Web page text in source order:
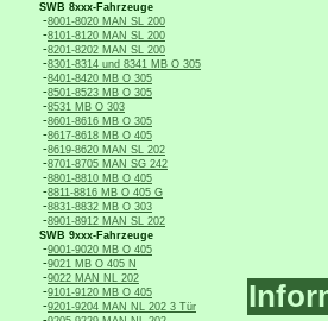
SWB 8xxx-Fahrzeuge
-8001-8020 MAN SL 200
-8101-8120 MAN SL 200
-8201-8202 MAN SL 200
-8301-8314 und 8341 MB O 305
-8401-8420 MB O 305
-8501-8523 MB O 305
-8531 MB O 303
-8601-8616 MB O 305
-8617-8618 MB O 405
-8619-8620 MAN SL 202
-8701-8705 MAN SG 242
-8801-8810 MB O 405
-8811-8816 MB O 405 G
-8831-8832 MB O 303
-8901-8912 MAN SL 202
SWB 9xxx-Fahrzeuge
-9001-9020 MB O 405
-9021 MB O 405 N
-9022 MAN NL 202
-9101-9120 MB O 405
-9201-9204 MAN NL 202 3 Tür